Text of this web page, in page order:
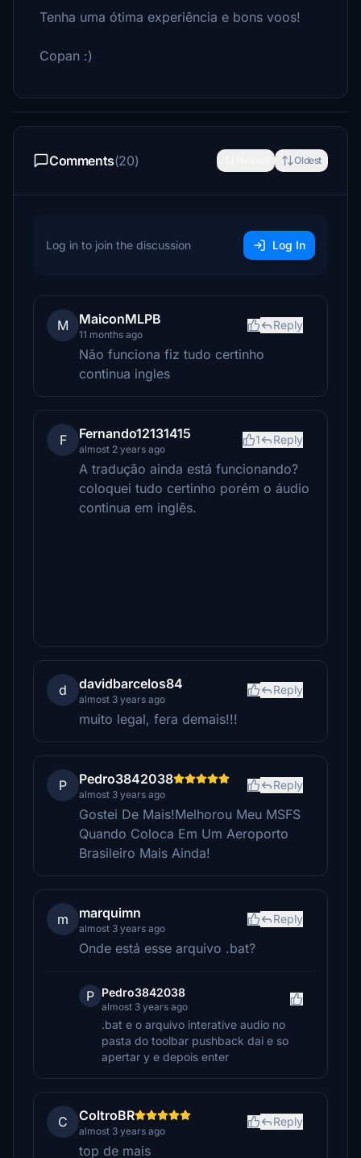
Tenha uma ótima experiência e bons voos!
Copan :)
Comments(20) Oldest
Log in to join the discussion Log In
M MaiconMLPB
11 months ago
Reply
Não funciona fiz tudo certinho
continua ingles
F Fernando12131415
almost 2 years ago
1 Reply
A tradução ainda está funcionando?
coloquei tudo certinho porém o áudio
continua em inglês.
d davidbarcelos84
almost 3 years ago
Reply
muito legal, fera demais!!!
P Pedro3842038
almost 3 years ago
Reply
Gostei De Mais!Melhorou Meu MSFS
Quando Coloca Em Um Aeroporto
Brasileiro Mais Ainda!
m marquimn
almost 3 years ago
Reply
Onde está esse arquivo .bat?
P Pedro3842038
almost 3 years ago
.bat e o arquivo interative audio no
pasta do toolbar pushback dai e so
apertar y e depois enter
C ColtroBR
almost 3 years ago
Reply
top de mais